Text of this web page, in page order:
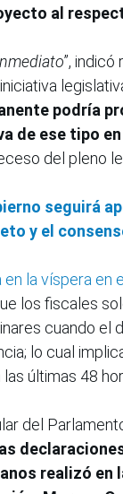
al
”,
podría
de ese tipo
del pleno
seguirá
y el
la víspera en
los fiscales
cuando el
lo cual
últimas 48
del
realizó en